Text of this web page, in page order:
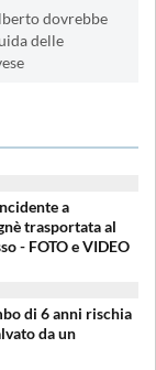
dovrebbe
delle
a
trasportata al
- FOTO e VIDEO
di 6 anni rischia
da un